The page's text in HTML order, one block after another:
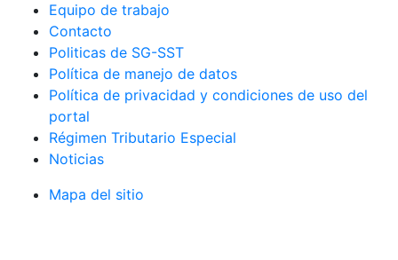
Equipo de trabajo
Contacto
Politicas de SG-SST
Política de manejo de datos
Política de privacidad y condiciones de uso del
portal
Régimen Tributario Especial
Noticias
Mapa del sitio